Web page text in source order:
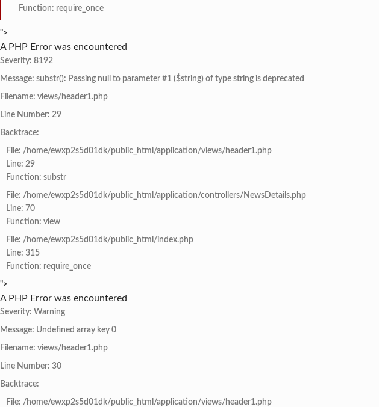
Function: require_once
">
A PHP Error was encountered
Severity: 8192
Message: substr(): Passing null to parameter #1 ($string) of type string is deprecated
Filename: views/header1.php
Line Number: 29
Backtrace:
File: /home/ewxp2s5d01dk/public_html/application/views/header1.php
Line: 29
Function: substr
File: /home/ewxp2s5d01dk/public_html/application/controllers/NewsDetails.php
Line: 70
Function: view
File: /home/ewxp2s5d01dk/public_html/index.php
Line: 315
Function: require_once
">
A PHP Error was encountered
Severity: Warning
Message: Undefined array key 0
Filename: views/header1.php
Line Number: 30
Backtrace:
File: /home/ewxp2s5d01dk/public_html/application/views/header1.php